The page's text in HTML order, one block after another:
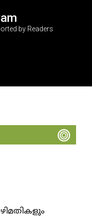
by Readers